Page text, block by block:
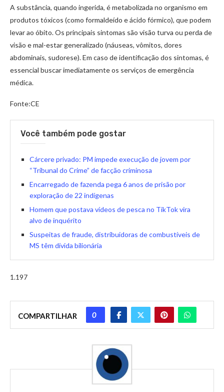
A substância, quando ingerida, é metabolizada no organismo em
produtos tóxicos (como formaldeído e ácido fórmico), que podem
levar ao óbito. Os principais sintomas são visão turva ou perda de
visão e mal-estar generalizado (náuseas, vômitos, dores
abdominais, sudorese). Em caso de identificação dos sintomas, é
essencial buscar imediatamente os serviços de emergência
médica.
Fonte:CE
Você também pode gostar
Cárcere privado: PM impede execução de jovem por
“Tribunal do Crime” de facção criminosa
Encarregado de fazenda pega 6 anos de prisão por
exploração de 22 indígenas
Homem que postava vídeos de pesca no TikTok vira
alvo de inquérito
Suspeitas de fraude, distribuidoras de combustíveis de
MS têm dívida bilionária
1.197
COMPARTILHAR 0